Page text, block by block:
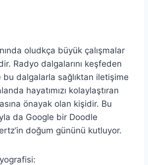
oludkça büyük çalışmalar
Radyo dalgalarını keşfeden
dalgalarla sağlıktan iletişime
hayatımızı kolaylaştıran
önayak olan kişidir. Bu
da Google bir Doodle
doğum gününü kutluyor.